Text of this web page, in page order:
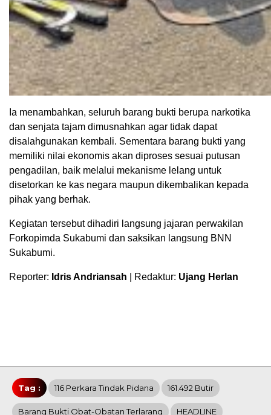
Ia menambahkan, seluruh barang bukti berupa narkotika
dan senjata tajam dimusnahkan agar tidak dapat
disalahgunakan kembali. Sementara barang bukti yang
memiliki nilai ekonomis akan diproses sesuai putusan
pengadilan, baik melalui mekanisme lelang untuk
disetorkan ke kas negara maupun dikembalikan kepada
pihak yang berhak.
Kegiatan tersebut dihadiri langsung jajaran perwakilan
Forkopimda Sukabumi dan saksikan langsung BNN
Sukabumi.
Reporter: Idris Andriansah | Redaktur: Ujang Herlan
Tag : 116 Perkara Tindak Pidana 161.492 Butir
Barang Bukti Obat-Obatan Terlarang HEADLINE